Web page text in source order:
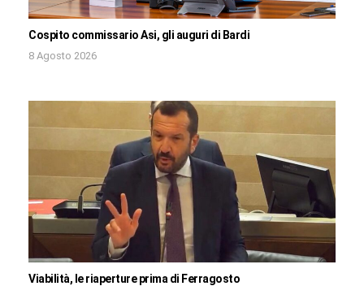
Cospito commissario Asi, gli auguri di Bardi
8 Agosto 2026
Viabilità, le riaperture prima di Ferragosto